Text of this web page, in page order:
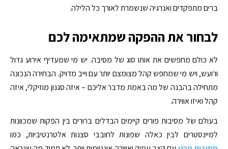
ברים מתפקדים ואנרגיה שנשמרת לאורך כל הלילה.
לבחור את ההפקה שמתאימה לכם
לא כולם מחפשים את אותו סוג של מסיבה. יש מי שמעדיף אירוע גדול
ורועש, ויש מי שמחפש קהל מצומצם יותר עם וייב מדויק. הבחירה הנכונה
מתחילה בהבנה של מה באמת מדבר אליכם – איזה סגנון מוזיקלי, איזה
קהל ואיזו אווירה.
בעולם של מסיבות פורים קיימים הבדלים ברורים בין הפקות שמכוונות
למיינסטרים לבין כאלה שפונות לחובבי סצנות אלטרנטיביות, כמו